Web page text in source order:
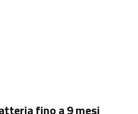
fino a 9 mesi